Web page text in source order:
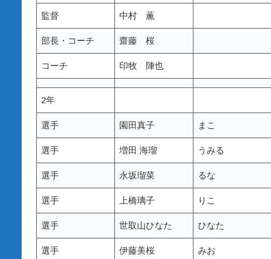
監督 中村 薫
部長・コーチ 齋藤 桜
コーチ 印牧 陣也
2年
選手 園田真子 まこ
選手 増田 海瑠 うみる
選手 永坂瑠菜 るな
選手 上橋璃子 りこ
選手 世取山ひなた ひなた
選手 伊藤美桜 みお